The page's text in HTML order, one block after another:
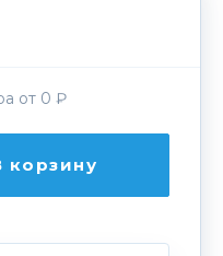
от 0 ₽
корзину